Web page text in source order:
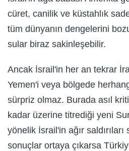
cüret, canilik ve küstahlık
tüm dünyanın dengelerini
sular biraz sakinleşebilir.
Ancak İsrail'in her an tekrar
Yemen'i veya bölgede
sürpriz olmaz. Burada asıl
kadar üzerine titrediği yeni
yönelik İsrail'in ağır saldırıları
sonuçlar ortaya çıkarsa